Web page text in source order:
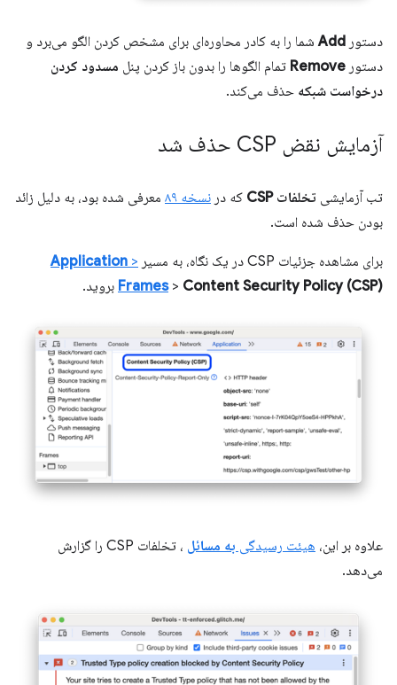
دستور Addشما را به کادر محاوره‌ای برای مشخص کردن الگو می‌برد و
دستور Remove تمام الگوها را بدون باز کردن پنل مسدود کردن
درخواست شبکه حذف می‌کند.
آزمایش نقض CSP حذف شد
تب آزمایشی تخلفات CSP که در نسخه ۸۹
معرفی شده بود، به دلیل زائد
بودن حذف شده است.
برای مشاهده جزئیات CSP در یک نگاه، به مسیر Application >
Frames> Content Security Policy (CSP) بروید.
علاوه بر این، هیئت رسیدگی به مسائل
، تخلفات CSP را گزارش
می‌دهد.